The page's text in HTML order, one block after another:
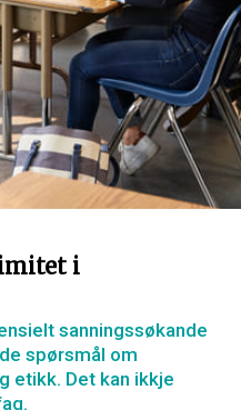
i
sanningssøkande
spørsmål om
etikk. Det kan ikkje